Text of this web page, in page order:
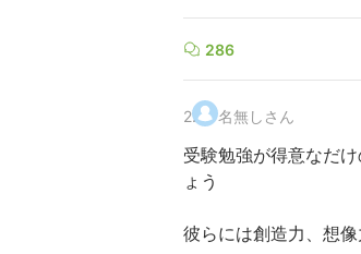
286
2. 名無しさん
受験勉強が得意なだ
ょう
彼らには創造力、想